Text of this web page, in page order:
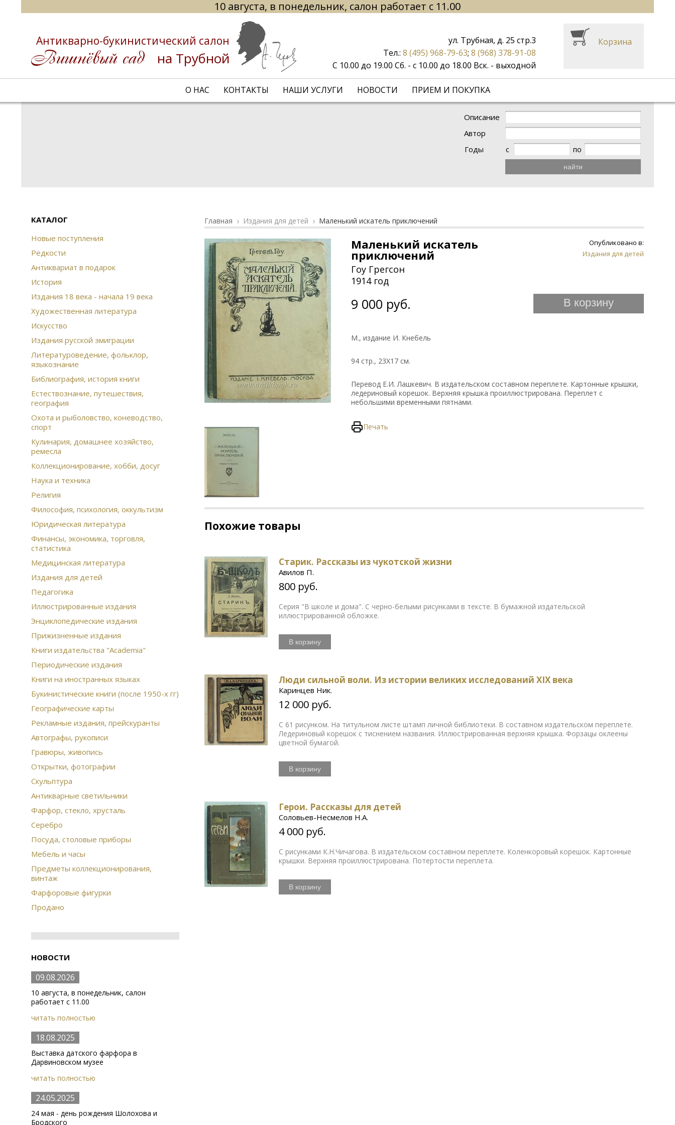
10 августа, в понедельник, салон работает с 11.00
Антикварно-букинистический салон
на Трубной
О НАС КОНТАКТЫ НАШИ УСЛУГИ НОВОСТИ ПРИЕМ И ПОКУПКА
ул. Трубная, д. 25 стр.3
Тел.: 8 (495) 968-79-63; 8 (968) 378-91-08
С 10.00 до 19.00 Сб. - с 10.00 до 18.00 Вск. - выходной
Корзина
Описание
Автор
Годы
с по
найти
КАТАЛОГ
Новые поступления
Редкости
Антиквариат в подарок
История
Издания 18 века - начала 19 века
Художественная литература
Искусство
Издания русской эмиграции
Литературоведение, фольклор,
языкознание
Библиография, история книги
Естествознание, путешествия,
география
Охота и рыболовство, коневодство,
спорт
Кулинария, домашнее хозяйство,
ремесла
Коллекционирование, хобби, досуг
Наука и техника
Религия
Философия, психология, оккультизм
Юридическая литература
Финансы, экономика, торговля,
статистика
Медицинская литература
Издания для детей
Педагогика
Иллюстрированные издания
Энциклопедические издания
Прижизненные издания
Книги издательства "Academia"
Периодические издания
Книги на иностранных языках
Букинистические книги (после 1950-х гг)
Географические карты
Рекламные издания, прейскуранты
Автографы, рукописи
Гравюры, живопись
Открытки, фотографии
Скульптура
Антикварные светильники
Фарфор, стекло, хрусталь
Серебро
Посуда, столовые приборы
Мебель и часы
Предметы коллекционирования,
винтаж
Фарфоровые фигурки
Продано
НОВОСТИ
09.08.2026
10 августа, в понедельник, салон
работает с 11.00
читать полностью
18.08.2025
Выставка датского фарфора в
Дарвиновском музее
читать полностью
24.05.2025
24 мая - день рождения Шолохова и
Бродского
Главная Издания для детей Маленький искатель приключений
Опубликовано в:
Издания для детей
Маленький искатель
приключений
Гоу Грегсон
1914 год
9 000 руб. В корзину
М., издание И. Кнебель
94 стр., 23Х17 см.
Перевод Е.И. Лашкевич. В издательском составном переплете. Картонные крышки,
ледериновый корешок. Верхняя крышка проиллюстрирована. Переплет с
небольшими временными пятнами.
Печать
Похожие товары
Старик. Рассказы из чукотской жизни
Авилов П.
800 руб.
Серия "В школе и дома". С черно-белыми рисунками в тексте. В бумажной издательской
иллюстрированной обложке.
В корзину
Люди сильной воли. Из истории великих исследований XIX века
Каринцев Ник.
12 000 руб.
С 61 рисунком. На титульном листе штамп личной библиотеки. В составном издательском переплете.
Ледериновый корешок с тиснением названия. Иллюстрированная верхняя крышка. Форзацы оклеены
цветной бумагой.
В корзину
Герои. Рассказы для детей
Соловьев-Несмелов Н.А.
4 000 руб.
С рисунками К.Н.Чичагова. В издательском составном переплете. Коленкоровый корешок. Картонные
крышки. Верхняя проиллюстрирована. Потертости переплета.
В корзину